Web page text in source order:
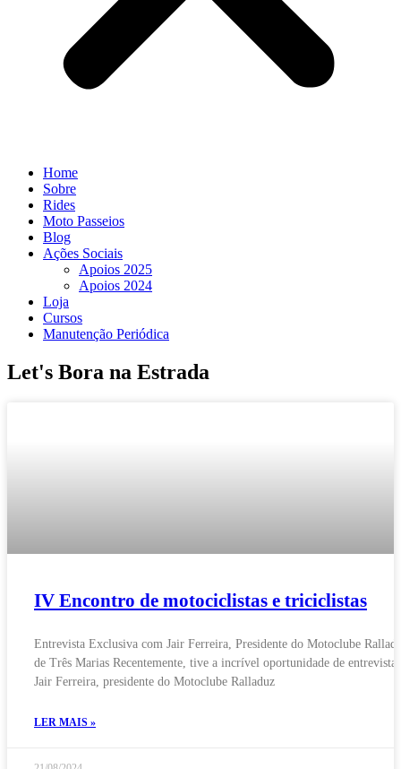
Home
Sobre
Rides
Moto Passeios
Blog
Ações Sociais
Apoios 2025
Apoios 2024
Loja
Cursos
Manutenção Periódica
Let's Bora na Estrada
IV Encontro de motociclistas e triciclistas
Entrevista Exclusiva com Jair Ferreira, Presidente do Motoclube
de Três Marias Recentemente, tive a incrível oportunidade de entrevistar
Jair Ferreira, presidente do Motoclube Ralladuz
LER MAIS »